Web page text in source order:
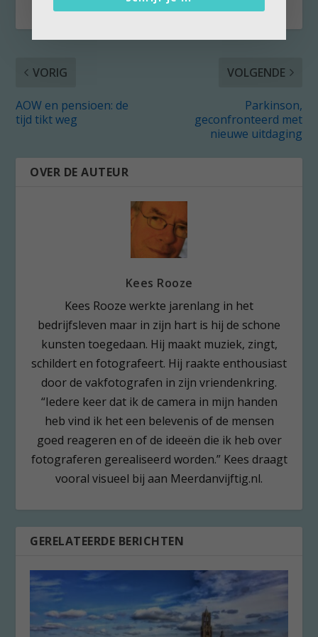
VORIG
AOW en pensioen: de
tijd tikt weg
VOLGENDE
Parkinson,
geconfronteerd met
nieuwe uitdaging
OVER DE AUTEUR
Kees Rooze
Kees Rooze werkte jarenlang in het
bedrijfsleven maar in zijn hart is hij de schone
kunsten toegedaan. Hij maakt muziek, zingt,
schildert en fotografeert. Hij raakte enthousiast
door de vakfotografen in zijn vriendenkring.
“Iedere keer dat ik de camera in mijn handen
heb vind ik het een belevenis of de mensen
goed reageren en of de ideeën die ik heb over
fotograferen gerealiseerd worden.” Kees draagt
vooral visueel bij aan Meerdanvijftig.nl.
GERELATEERDE BERICHTEN